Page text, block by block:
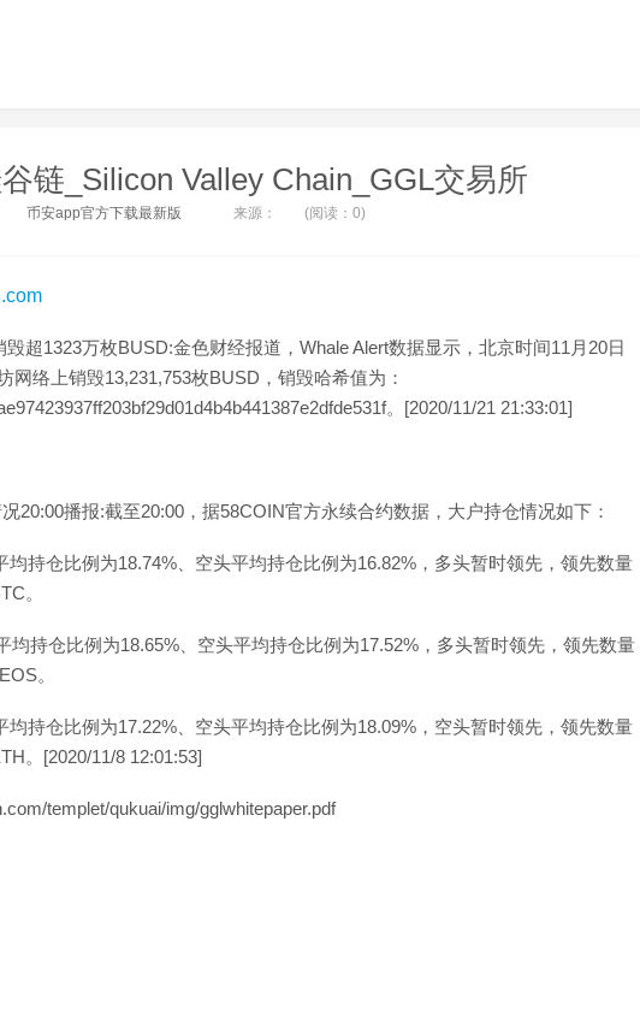
链_Silicon Valley Chain_GGL交易所
币安app官方下载最新版 来源： (阅读：0)
超1323万枚BUSD:金色财经报道，Whale Alert数据显示，北京时间11月20日
网络上销毁13,231,753枚BUSD，销毁哈希值为：
。[2020/11/21 21:33:01]
20:00播报:截至20:00，据58COIN官方永续合约数据，大户持仓情况如下：
均持仓比例为18.74%、空头平均持仓比例为16.82%，多头暂时领先，领先数量
。
均持仓比例为18.65%、空头平均持仓比例为17.52%，多头暂时领先，领先数量
。
均持仓比例为17.22%、空头平均持仓比例为18.09%，空头暂时领先，领先数量
。[2020/11/8 12:01:53]
templet/qukuai/img/gglwhitepaper.pdf